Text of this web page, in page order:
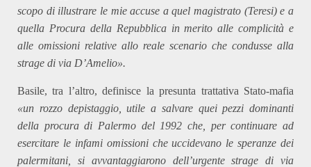
scopo di illustrare le mie accuse a quel magistrato (Teresi) e a
quella Procura della Repubblica in merito alle complicità e
alle omissioni relative allo reale scenario che condusse alla
strage di via D’Amelio».
Basile, tra l’altro, definisce la presunta trattativa Stato-mafia
«un rozzo depistaggio, utile a salvare quei pezzi dominanti
della procura di Palermo del 1992 che, per continuare ad
esercitare le infami omissioni che uccidevano le speranze dei
palermitani, si avvantaggiarono dell’urgente strage di via